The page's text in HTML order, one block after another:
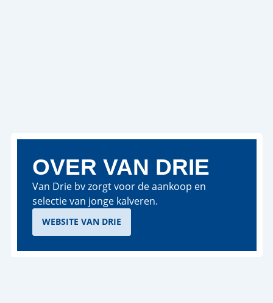
OVER VAN DRIE
Van Drie bv zorgt voor de aankoop en
selectie van jonge kalveren.
WEBSITE VAN DRIE